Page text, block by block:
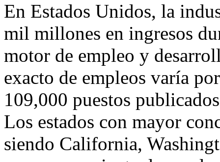
En Estados Unidos, la
mil millones en ingresos
motor de empleo y
exacto de empleos varía
109,000 puestos
Los estados con mayor
siendo California,